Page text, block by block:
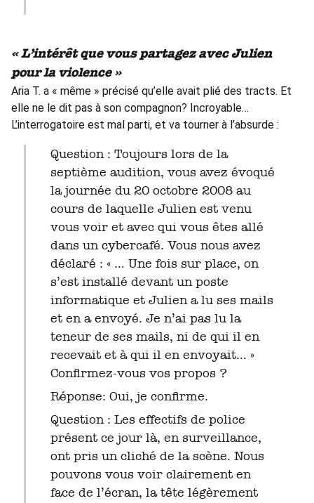
« L’intérêt que vous partagez avec Julien
pour la violence »
Aria T. a « même » précisé qu’elle avait plié des tracts. Et
elle ne le dit pas à son compagnon? Incroyable…
L’interrogatoire est mal parti, et va tourner à l’absurde :
Question : Toujours lors de la
septième audition, vous avez évoqué
la journée du 20 octobre 2008 au
cours de laquelle Julien est venu
vous voir et avec qui vous êtes allé
dans un cybercafé. Vous nous avez
déclaré : « … Une fois sur place, on
s’est installé devant un poste
informatique et Julien a lu ses mails
et en a envoyé. Je n’ai pas lu la
teneur de ses mails, ni de qui il en
recevait et à qui il en envoyait… »
Confirmez-vous vos propos ?
Réponse: Oui, je confirme.
Question : Les effectifs de police
présent ce jour là, en surveillance,
ont pris un cliché de la scène. Nous
pouvons vous voir clairement en
face de l’écran, la tête légèrement